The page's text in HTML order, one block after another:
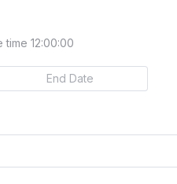
time 12:00:00